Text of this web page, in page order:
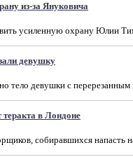
из-за Януковича
усиленную охрану Юлии
девушку
тело девушки с перерезанным
в Лондоне
собиравшихся напасть